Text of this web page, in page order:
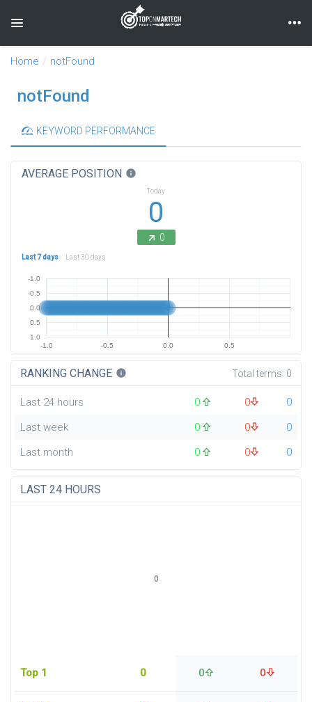
Toggle navigation
Home notFound
notFound
KEYWORD PERFORMANCE
AVERAGE POSITION info
Today
0
0
Last 7 days Last 30 days
-1.0 -0.5 0.0 0.5
-1.0
-0.5
0.0
0.5
1.0
RANKING CHANGE info Total terms: 0
Last 24 hours 0 0
0
Last week
0 0
0
Last month
0 0 0
LAST 24 HOURS
Top 1 0 0 0
0